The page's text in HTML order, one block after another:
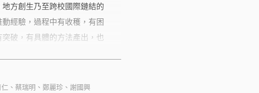
地方創生乃至跨校國際鏈結的
動經驗，過程中有收穫，有困
突破，有具體的方法產出，也
有意從事國際交流的大專院
、蔡瑞明、鄭麗珍、謝國興